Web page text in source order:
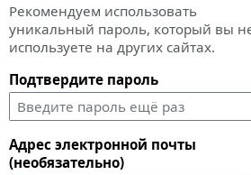
Рекомендуем использовать
уникальный пароль, который вы
используете на других сайтах.
Подтвердите пароль
Адрес электронной почты
(необязательно)